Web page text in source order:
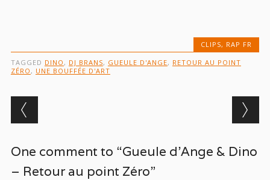
CLIPS, RAP FR
TAGGED DINO , DJ BRANS, GUEULE D'ANGE, RETOUR AU POINT
ZÉRO , UNE BOUFFÉE D'ART
Post navigation
One comment to “Gueule d’Ange & Dino
– Retour au point Zéro”